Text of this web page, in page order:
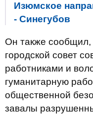
Изюмское
- Синегубов
Он также сообщил,
городской совет
работниками и
гуманитарную
общественной
завалы